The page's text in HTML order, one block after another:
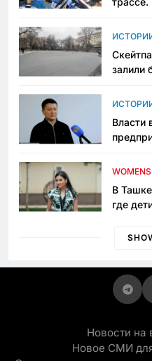
залили
Власти
WOMENS
В
где
Новости на
Новое СМИ